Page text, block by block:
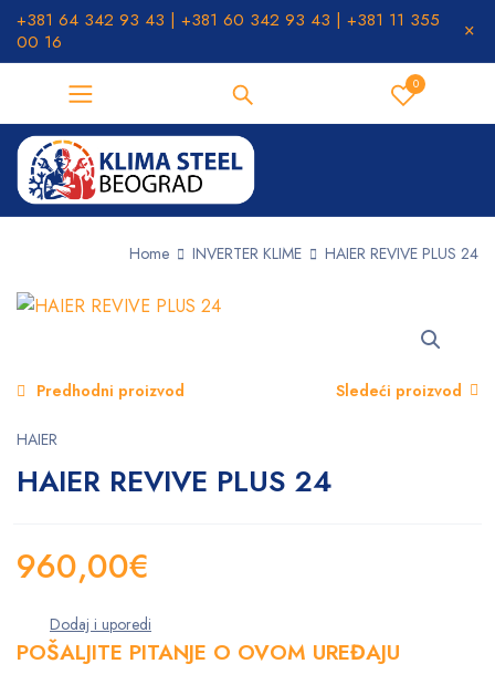
+381 64 342 93 43 | +381 60 342 93 43 | +381 11 355
00 16
0
Home INVERTER KLIME HAIER REVIVE PLUS 24
Predhodni proizvod Sledeći proizvod
HAIER
HAIER REVIVE PLUS 24
960,00€
POŠALJITE PITANJE O OVOM UREĐAJU